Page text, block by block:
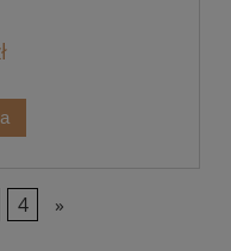
4 »